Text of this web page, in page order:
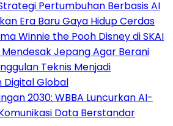
Pertumbuhan Berbasis AI
Era Baru Gaya Hidup Cerdas
Winnie the Pooh Disney di SKAI
Mendesak Jepang Agar Berani
Teknis Menjadi
Digital Global
2030: WBBA Luncurkan AI-
Data Berstandar